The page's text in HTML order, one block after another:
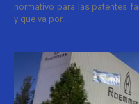
normativo para las patentes
y que va por...